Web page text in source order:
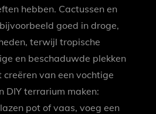
hebben. Cactussen en
goed in droge,
terwijl tropische
en beschaduwde plekken
creëren van een vochtige
DIY terrarium maken:
pot of vaas, voeg een